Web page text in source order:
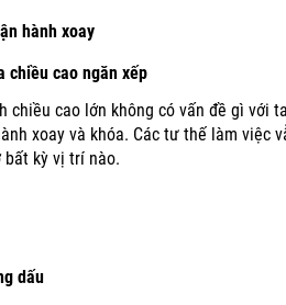
hành xoay
chiều cao ngăn xếp
chiều cao lớn không có vấn đề gì với
xoay và khóa. Các tư thế làm việc
bất kỳ vị trí nào.
dấu